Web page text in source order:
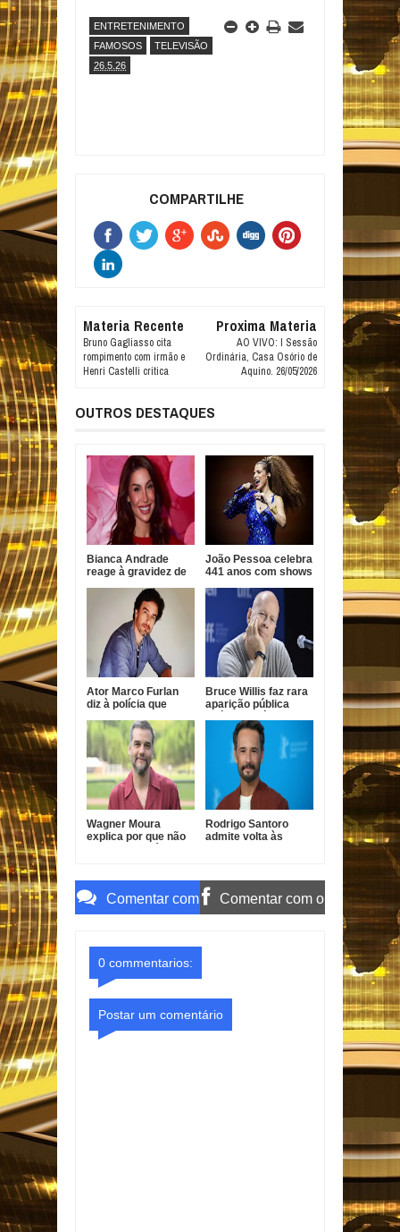
ENTRETENIMENTO
FAMOSOS
TELEVISÃO
26.5.26
COMPARTILHE
Materia Recente
Bruno Gagliasso cita
rompimento com irmão e
Henri Castelli critica
Proxima Materia
AO VIVO: I Sessão
Ordinária, Casa Osório de
Aquino. 26/05/2026
OUTROS DESTAQUES
Bianca Andrade
reage à gravidez de
já ama o bebê
João Pessoa celebra
441 anos com shows
da Mata, Roupa Nova
e Fábio Jr.
Ator Marco Furlan
diz à polícia que
com namorada após
prisão por estupro
de vulnerável
Bruce Willis faz rara
aparição pública
demência
Wagner Moura
explica por que não
Rodrigo Santoro
admite volta às
Comentar com Comentar com o
0 commentarios:
Postar um comentário